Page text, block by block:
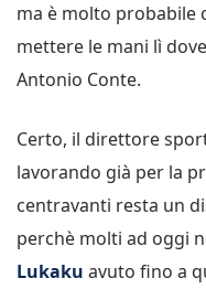
ma è molto probabile
mettere le mani lì
Antonio Conte.
Certo, il direttore
lavorando già per la
centravanti resta un
perchè molti ad oggi
Lukaku avuto fino a